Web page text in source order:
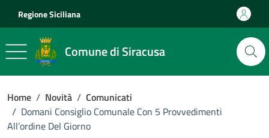
Regione Siciliana
Comune di Siracusa
Home / Novità / Comunicati
/ Domani Consiglio Comunale Con 5 Provvedimenti
All’ordine Del Giorno